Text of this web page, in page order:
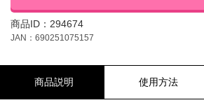
商品ID：294674
JAN：690251075157
商品説明 使用方法